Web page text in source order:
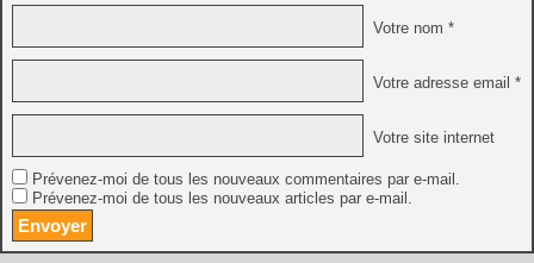
Votre nom *
Votre adresse email *
Votre site internet
Prévenez-moi de tous les nouveaux commentaires par e-mail.
Prévenez-moi de tous les nouveaux articles par e-mail.